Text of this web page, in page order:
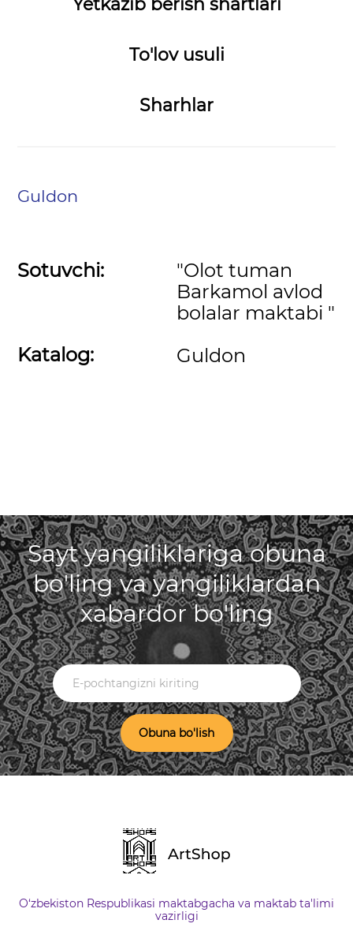
Yetkazib berish shartlari
To'lov usuli
Sharhlar
Guldon
Sotuvchi:
Katalog:
"Olot tuman
Barkamol avlod
bolalar maktabi "
Guldon
Sayt yangiliklariga obuna
bo'ling va yangiliklardan
xabardor bo'ling
Obuna bo'lish
O‘zbekiston Respublikasi maktabgacha va maktab ta'limi
vazirligi